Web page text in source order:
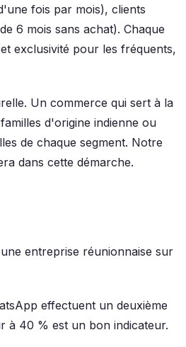
fois par mois), clients
6 mois sans achat). Chaque
exclusivité pour les fréquents,
Un commerce qui sert à la
d'origine indienne ou
de chaque segment. Notre
dans cette démarche.
entreprise réunionnaise sur
effectuent un deuxième
à 40 % est un bon indicateur.